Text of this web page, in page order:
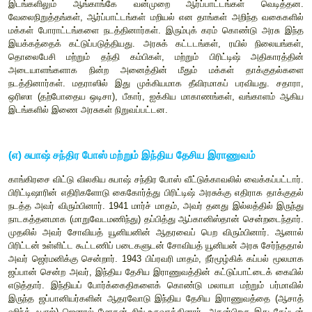
(ஈ) சமதர்மவாத (சோஷலிச) தலைவர்களின் பங்கு பணி
காந்தியடிகள் மற்றும் இதர முக்கிய காங்கிரஸ்
அடைபட்டதையடுத்து இந்த இயக்கத்துக்கு
தாங்கினார்கள். சிறையில் இருந்து தப்பிய
ராமாநந்த்மிஷ்ரா ஆகியோர் திரைமறைவு வேலைகளில்
ஆசப் அலி போன்ற பெண் தலைவர்கள் முக்கியப் பணி